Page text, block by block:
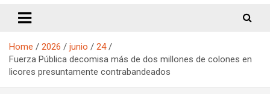
Home 2026 junio
24
Fuerza Pública decomisa más de dos millones de colones en
licores presuntamente contrabandeados